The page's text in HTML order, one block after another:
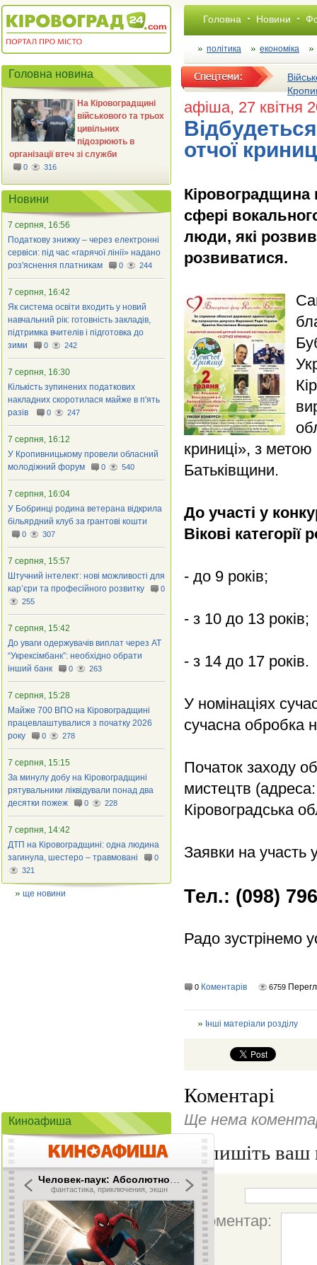
Головна Новини
політика економіка
афіша, 27 квітня
отчої
Кіровоградщина
сфері
люди, які
розвиватися.
криниці», з метою
Батьківщини.
До участі у
Вікові категорії
- до 9 років;
- з 10 до 13 років;
- з 14 до 17 років.
У номінаціях
сучасна обробка
Початок заходу
мистецтв
Кіровоградська
Заявки на участь
Тел.: (098)
Радо зустрінемо
0 Коментарів 6759
Інші матеріали розділу
Коментарі
Ще нема
Напишіть ваш
Ім'я:
Коментар:
Головна новина
На Кіровоградщині
військового та трьох
цивільних
підозрюють в
організації втеч зі служби
0 316
Новини
7 серпня, 16:56
Податкову знижку – через електронні
сервіси: під час «гарячої лінії» надано
роз'яснення платникам
0 244
7 серпня, 16:42
Як система освіти входить у новий
навчальний рік: готовність закладів,
підтримка вчителів і підготовка до
зими
0 242
7 серпня, 16:30
Кількість зупинених податкових
накладних скоротилася майже в п'ять
разів
0 247
7 серпня, 16:12
У Кропивницькому провели обласний
молодіжний форум
0 540
7 серпня, 16:04
У Бобринці родина ветерана відкрила
більярдний клуб за грантові кошти
0 307
7 серпня, 15:57
Штучний інтелект: нові можливості для
кар’єри та професійного розвитку
0
255
7 серпня, 15:42
До уваги одержувачів виплат через АТ
“Укрексімбанк”: необхідно обрати
інший банк
0 263
7 серпня, 15:28
Майже 700 ВПО на Кіровоградщині
працевлаштувалися з початку 2026
року
0 278
7 серпня, 15:15
За минулу добу на Кіровоградщині
рятувальники ліквідували понад два
десятки пожеж
0 228
7 серпня, 14:42
ДТП на Кіровоградщині: одна людина
загинула, шестеро – травмовані
0
321
ще новини
Киноафиша